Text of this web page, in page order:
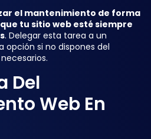
el mantenimiento de forma
tu sitio web esté siempre
. Delegar esta tarea a un
opción si no dispones del
Del
Web En